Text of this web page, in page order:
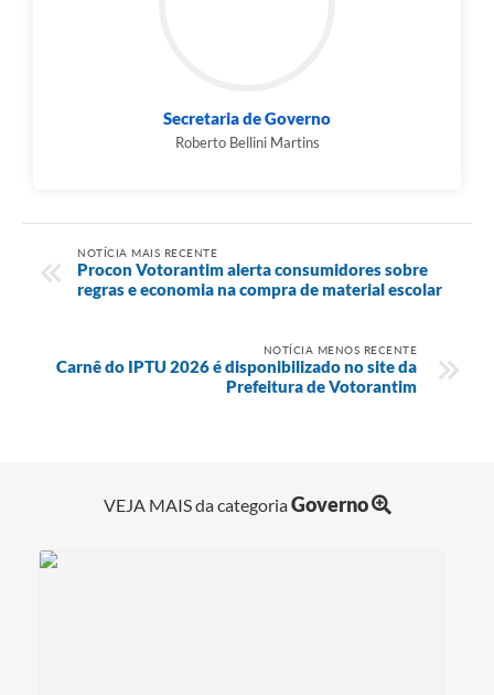
Secretaria de Governo
Roberto Bellini Martins
NOTÍCIA MAIS RECENTE
Procon Votorantim alerta consumidores sobre
regras e economia na compra de material escolar
NOTÍCIA MENOS RECENTE
Carnê do IPTU 2026 é disponibilizado no site da
Prefeitura de Votorantim
VEJA MAIS da categoriaGoverno